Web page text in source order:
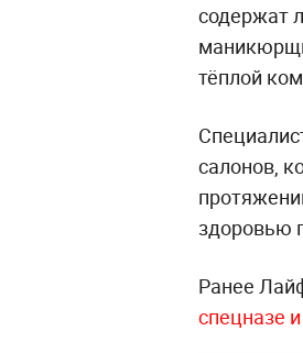
содержат
тёплой
салонов,
здоровью
Ранее
спецназе